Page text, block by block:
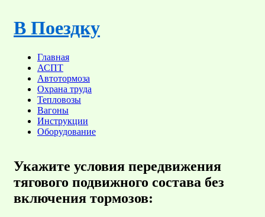
content
В Поездку
Главная
АСПТ
Автотормоза
Охрана труда
Тепловозы
Вагоны
Инструкции
Оборудование
Укажите условия передвижения
тягового подвижного состава без
включения тормозов: